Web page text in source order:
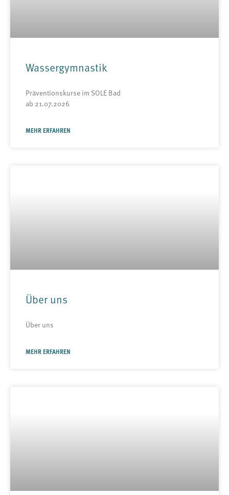
Wassergymnastik
Präventionskurse im SOLE Bad
ab 21.07.2026
MEHR ERFAHREN
Über uns
Über uns
MEHR ERFAHREN